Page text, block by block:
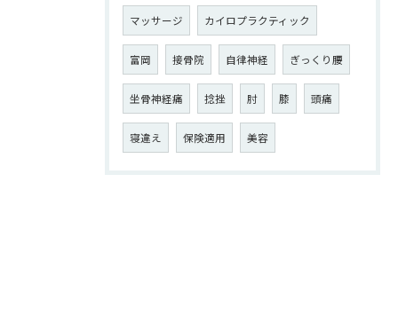
マッサージ カイロプラクティック
富岡 接骨院 自律神経 ぎっくり腰
坐骨神経痛 捻挫 肘 膝 頭痛
寝違え 保険適用 美容